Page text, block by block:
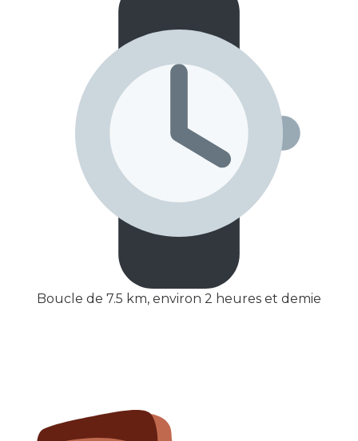
Boucle de 7.5 km, environ 2 heures et demie